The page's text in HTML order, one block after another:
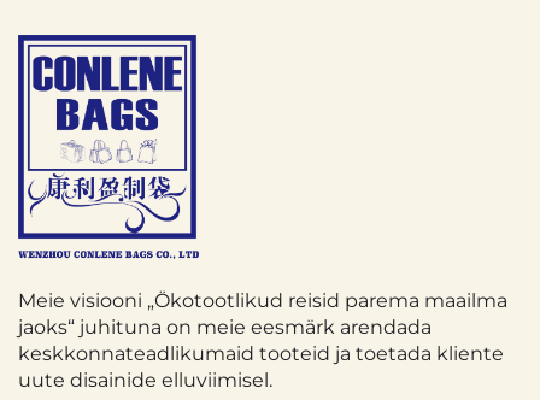
Meie visiooni „Ökotootlikud reisid parema maailma
jaoks“ juhituna on meie eesmärk arendada
keskkonnateadlikumaid tooteid ja toetada kliente
uute disainide elluviimisel.